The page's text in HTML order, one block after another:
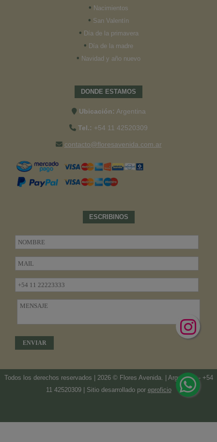
• Nacimientos
• San Valentín
• Día de la primavera
• Día de la madre
• Navidad y año nuevo
DONDE ESTAMOS
Ubicación: Argentina
Tel.: +54 11 42520309
contacto@floresavenida.com.ar
ESCRIBINOS
Todos los derechos reservados | 2026 © Flores Avenida. | Argentina. - +54
11 42520309| Sitio desarrollado por eproficio